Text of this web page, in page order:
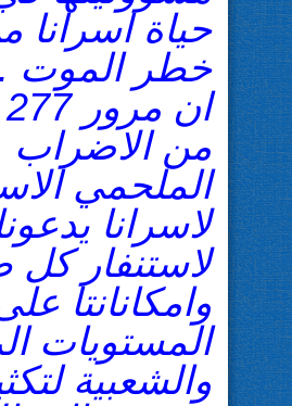
حياة اسرانا
خطر الموت .
من الاضراب
الملحمي
لاسرانا
لاستنفار كل
وامكانانتا
المستويات
والشعبية